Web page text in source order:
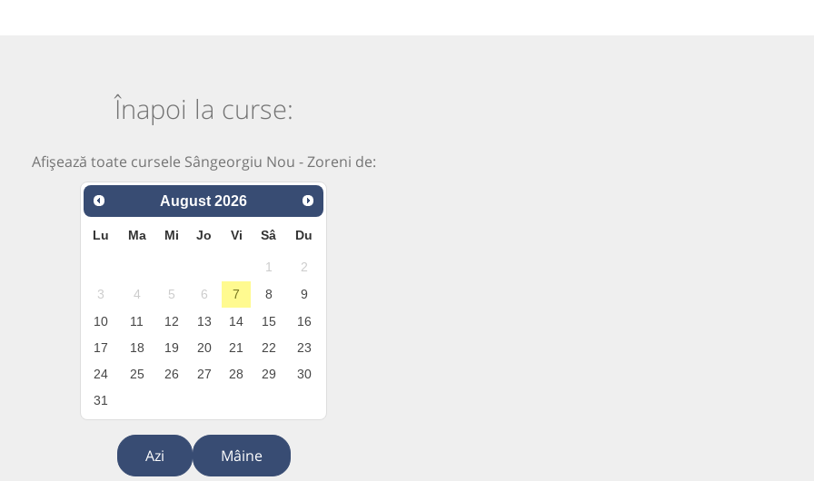
Înapoi la curse:
Afișează toate cursele Sângeorgiu Nou - Zoreni de:
August 2026
Lu Ma Mi Jo Vi Sâ Du
1
2
3
4 5 6 7 8
9
10
11 12 13 14 15
16
17
18 19 20 21 22
23
24
25 26 27 28 29
30
31
Azi Mâine